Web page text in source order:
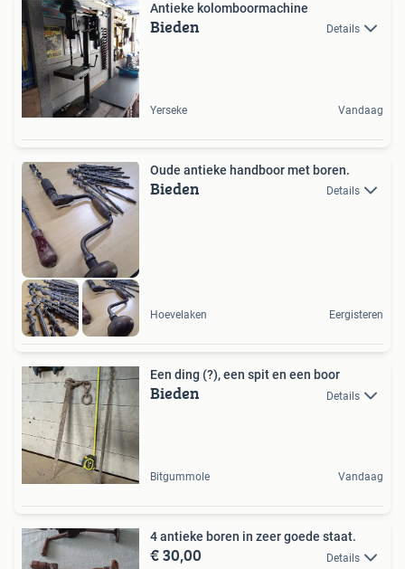
Antieke kolomboormachine
Bieden Details
Yerseke Vandaag
Oude antieke handboor met boren.
Bieden Details
Hoevelaken Eergisteren
Een ding (?), een spit en een boor
Bieden Details
Bitgummole Vandaag
4 antieke boren in zeer goede staat.
€ 30,00 Details